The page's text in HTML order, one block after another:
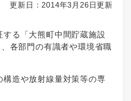
更新日：2014年3月26日更新
る「大熊町中間貯蔵施設
各部門の有識者や環境省職
造や放射線量対策等の専